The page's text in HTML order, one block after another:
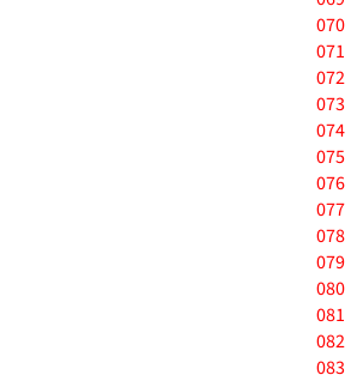
070
071
072
073
074
075
076
077
078
079
080
081
082
083